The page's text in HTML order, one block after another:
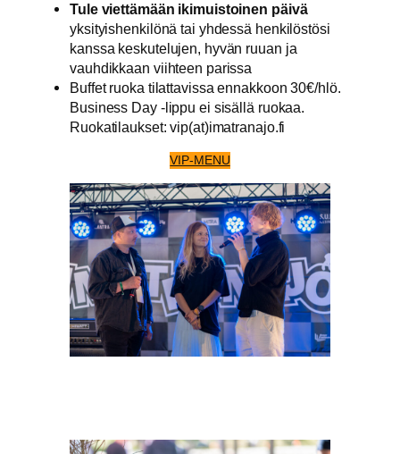
Tule viettämään ikimuistoinen päivä
yksityishenkilönä tai yhdessä henkilöstösi
kanssa keskutelujen, hyvän ruuan ja
vauhdikkaan viihteen parissa
Buffet ruoka tilattavissa ennakkoon 30€/hlö.
Business Day -lippu ei sisällä ruokaa.
Ruokatilaukset: vip(at)imatranajo.fi
VIP-MENU